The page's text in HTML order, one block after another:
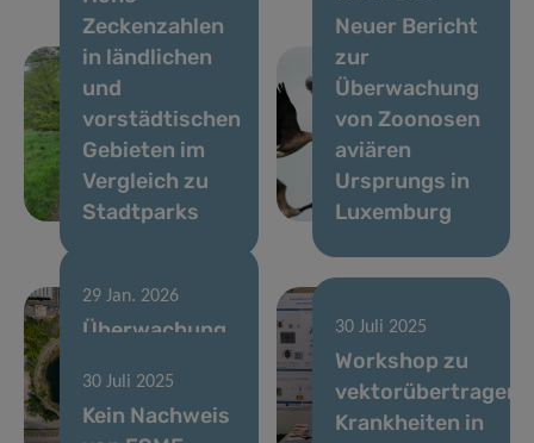
Zeckenzahlen
in ländlichen
und
vorstädtischen
Gebieten im
Vergleich zu
Stadtparks
Neuer Bericht
zur
Überwachung
von Zoonosen
aviären
Ursprungs in
Luxemburg
29 Jan. 2026
Überwachung
Grippeepidemien
in Luxemburg
30 Juli 2025
Workshop zu
Krankheiten in
30 Juli 2025
Kein Nachweis